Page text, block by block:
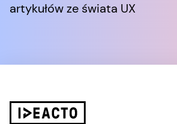
artykułów ze świata UX